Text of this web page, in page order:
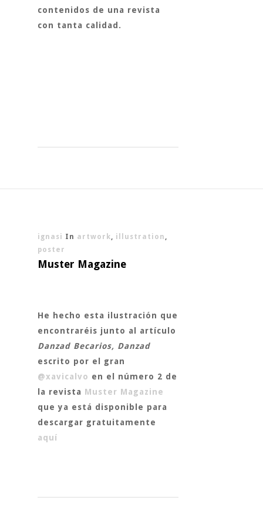
contenidos de una revista
con tanta calidad.
ignasi In artwork, illustration ,
poster
Muster Magazine
He hecho esta ilustración que
encontraréis junto al artículo
Danzad Becarios, Danzad
escrito por el gran
@xavicalvo en el número 2 de
la revista Muster Magazine
que ya está disponible para
descargar gratuitamente
aquí